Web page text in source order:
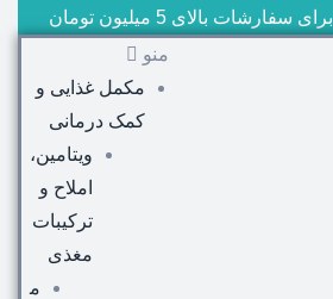
بالای 5 میلیون تومان
منو
مکمل غذایی و
کمک درمانی
ویتامین،
املاح و
ترکیبات
مغذی
م